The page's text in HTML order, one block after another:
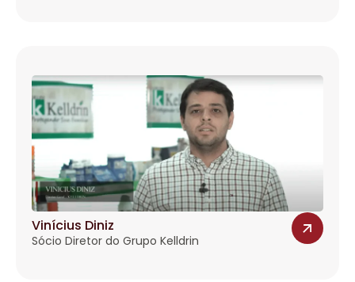
Vinícius Diniz
Sócio Diretor do Grupo Kelldrin